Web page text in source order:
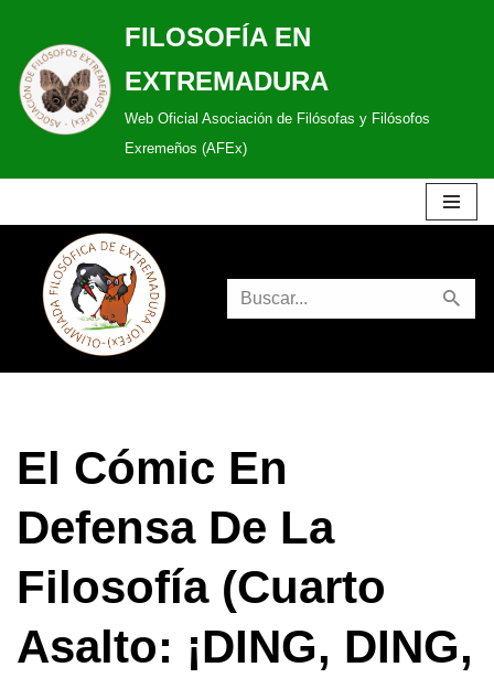
Saltar
al
contenido
FILOSOFÍA EN
EXTREMADURA
Web Oficial Asociación de Filósofas y Filósofos
Exremeños (AFEx)
El Cómic En
Defensa De La
Filosofía (cuarto
Asalto: ¡DING, DING,